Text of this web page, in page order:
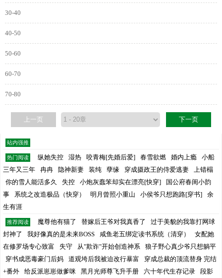
30-40
40-50
50-60
60-70
70-80
上一页 下一页
站内强推
热门阅读 纵她失控 湿热 咬青梅[先婚后爱] 春雪欲燃 婚内上瘾
小船
三年又三年
冉冉 隐神新妻 装纯 孽缘 穿成摄政王的侍爱逃妻
上错榻
你的雪人能活多久
失控 小炮灰蠢笨却实在漂亮[快穿]
国公府春闺小韵
事
系统之改造极品（快穿） 明月曾照小重山 小侯爷只想跑路[穿书]
余
生有涯
推荐阅读 魔尊他有猫了 替嫁后王爷对我真香了
过于美貌的我靠打网球
封神了
我好像真的是未来BOSS 咸鱼老五绑定读书系统（清穿）
女配她
在修罗场专心致富
失守 从"欺诈"开始创造神系
狼子野心真少爷只想躺平
穿书成恶毒豪门后妈
道观垮后我被迫改行暴富
穿成总裁的顶流替身 完结
+番外
给反派崽崽做爹咪 黑月光师尊飞升手册 六十年代生存记录 段影